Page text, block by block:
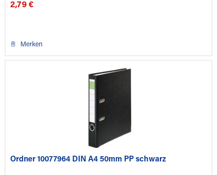
2,79 €
Merken
Ordner 10077964 DIN A4 50mm PP schwarz